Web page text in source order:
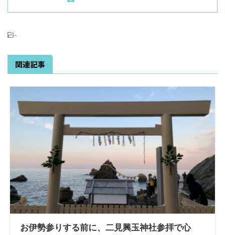
-
関連記事
お伊勢参りする前に、二見興玉神社参拝で心